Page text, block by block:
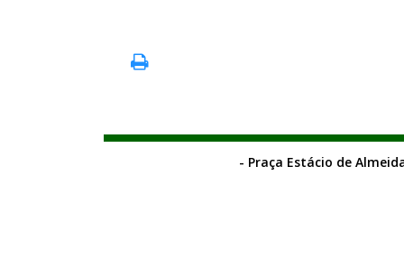
- Praça Estácio de